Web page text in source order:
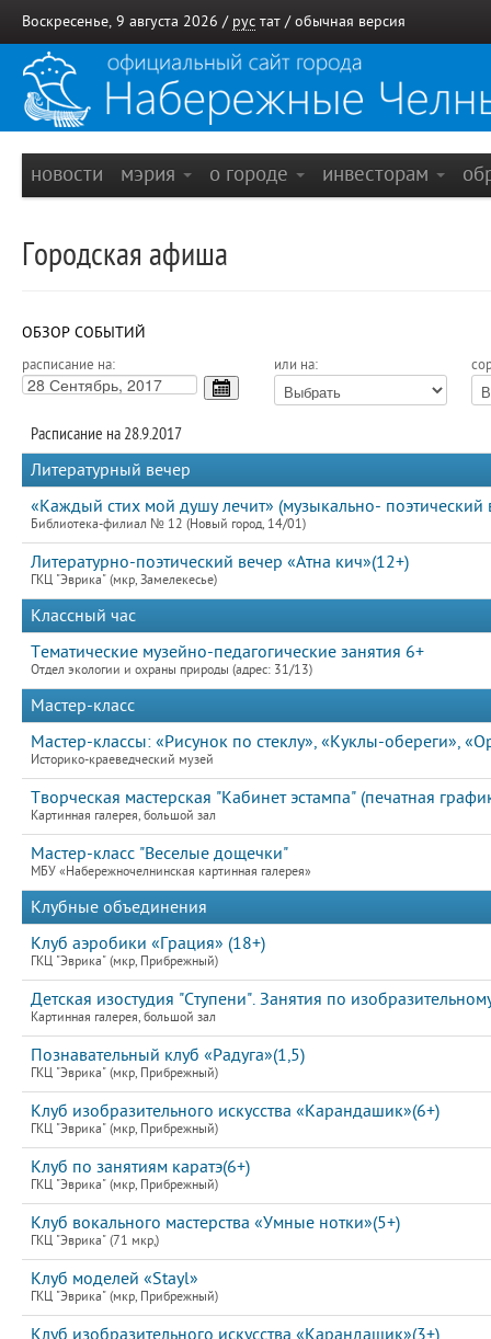
Воскресенье, 9 августа 2026 / рус тат / обычная версия
новости мэрия о городе инвесторам
Городская афиша
ОБЗОР СОБЫТИЙ
расписание на: или на:
Расписание на 28.9.2017
Литературный вечер
«Каждый стих мой душу лечит» (музыкально- поэтический
Библиотека-филиал № 12 (Новый город, 14/01)
Литературно-поэтический вечер «Атна кич»(12+)
ГКЦ "Эврика" (мкр, Замелекесье)
Классный час
Тематические музейно-педагогические занятия 6+
Отдел экологии и охраны природы (адрес: 31/13)
Мастер-класс
Мастер-классы: «Рисунок по стеклу», «Куклы-обереги»,
Историко-краеведческий музей
Творческая мастерская "Кабинет эстампа" (печатная
Картинная галерея, большой зал
Мастер-класс "Веселые дощечки"
МБУ «Набережночелнинская картинная галерея»
Клубные объединения
Клуб аэробики «Грация» (18+)
ГКЦ "Эврика" (мкр, Прибрежный)
Детская изостудия "Ступени". Занятия по
Картинная галерея, большой зал
Познавательный клуб «Радуга»(1,5)
ГКЦ "Эврика" (мкр, Прибрежный)
Клуб изобразительного искусства «Карандашик»(6+)
ГКЦ "Эврика" (мкр, Прибрежный)
Клуб по занятиям каратэ(6+)
ГКЦ "Эврика" (мкр, Прибрежный)
Клуб вокального мастерства «Умные нотки»(5+)
ГКЦ "Эврика" (71 мкр,)
Клуб моделей «Stayl»
ГКЦ "Эврика" (мкр, Прибрежный)
Клуб изобразительного искусства «Карандашик»(3+)